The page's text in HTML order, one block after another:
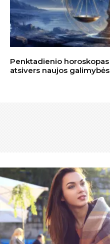
Penktadienio
atsivers naujos galimybės